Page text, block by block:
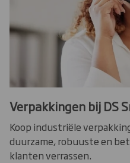
Verpakkingen bij DS
Koop industriële
duurzame, robuuste en
klanten verrassen.